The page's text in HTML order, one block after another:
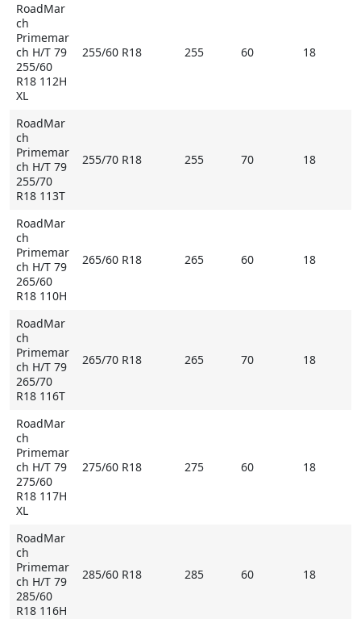
RoadMar
ch
Primemar
ch H/T 79
255/60
R18 112H
XL
255/60 R18 255 60 18
RoadMar
ch
Primemar
ch H/T 79
255/70
R18 113T
255/70 R18 255 70 18
RoadMar
ch
Primemar
ch H/T 79
265/60
R18 110H
265/60 R18 265 60 18
RoadMar
ch
Primemar
ch H/T 79
265/70
R18 116T
265/70 R18 265 70 18
RoadMar
ch
Primemar
ch H/T 79
275/60
R18 117H
XL
275/60 R18 275 60 18
RoadMar
ch
Primemar
ch H/T 79
285/60
R18 116H
285/60 R18 285 60 18